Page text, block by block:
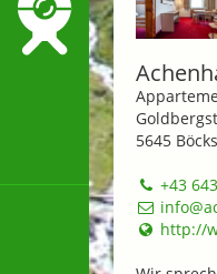
5645
+43
http://